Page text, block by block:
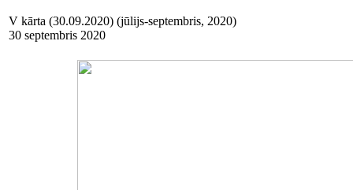
V kārta (30.09.2020) (jūlijs-septembris, 2020)
30 septembris 2020